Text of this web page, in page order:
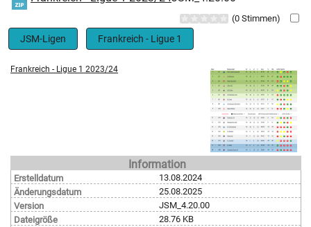
(0 Stimmen)
JSM-Ligen Frankreich - Ligue 1
Frankreich - Ligue 1 2023/24
Information
Erstelldatum
13.08.2024
Änderungsdatum
25.08.2025
Version
JSM_4.20.00
Dateigröße
28.76 KB